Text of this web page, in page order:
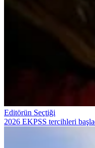
Editörün Seçtiği
2026 EKPSS tercihleri